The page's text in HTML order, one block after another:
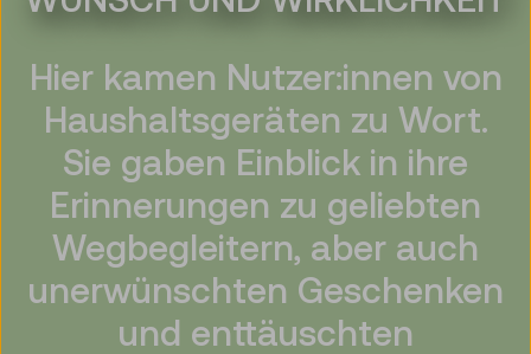
Hier kamen Nutzer:innen von
Haushaltsgeräten zu Wort.
Sie gaben Einblick in ihre
Erinnerungen zu geliebten
Wegbegleitern, aber auch
unerwünschten Geschenken
und enttäuschten